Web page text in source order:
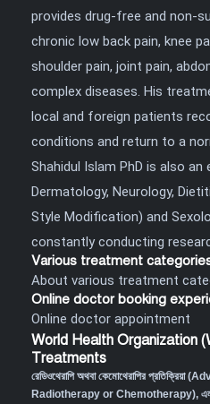
provides drug-free and non-
chronic low back pain, knee
shoulder pain, joint pain,
complex diseases. His
local and foreign patients
conditions and return to a
Shahidul Islam PhD is also
Dermatology, Neurology,
Style Modification) and
constantly conducting
Various treatment
About various treatment
Online doctor booking
Online doctor appointment
World Health Organization
Treatments
রেডিওথেরাপি অথবা কেমোথেরাপির
Radiotherapy or Chemotherapy),